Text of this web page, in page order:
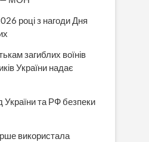
році з нагоди Дня
загиблих воїнів
України надає
України та РФ безпеки
використала